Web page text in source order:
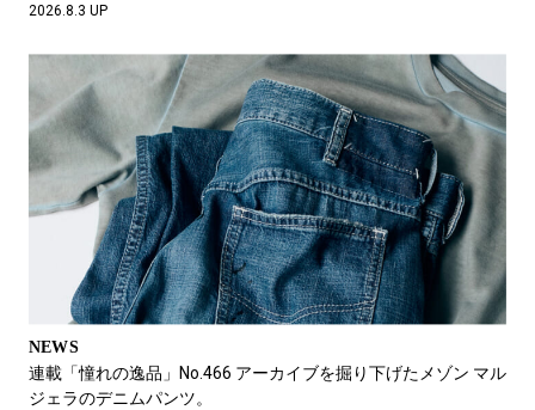
2026.8.3 UP
NEWS
連載「憧れの逸品」No.466 アーカイブを掘り下げたメゾン マル
ジェラのデニムパンツ。
FEATURE
片桐一家が、新生・池袋PARCOで気になったもの。
2026.6.5 UP